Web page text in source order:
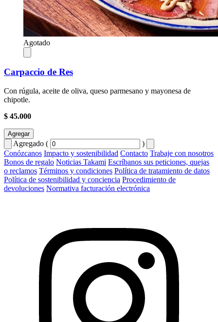
Agotado
Carpaccio de Res
Con rúgula, aceite de oliva, queso parmesano y mayonesa de
chipotle.
$ 45.000
Agregar
Agregado (
)
Conózcanos Impacto y sostenibilidad Contacto Trabaje con nosotros
Bonos de regalo Noticias Takami Escríbanos sus peticiones, quejas
o reclamos Términos y condiciones Política de tratamiento de datos
Política de sostenibilidad y conciencia Procedimiento de
devoluciones Normativa facturación electrónica